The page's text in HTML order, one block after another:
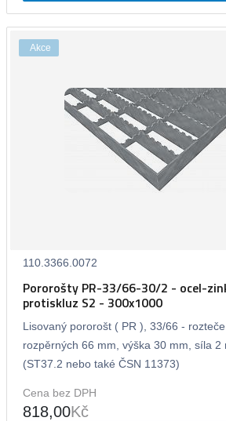
Akce
110.3366.0072
Pororošty PR-33/66-30/2 - ocel-
protiskluz S2 - 300x1000
Lisovaný pororošt ( PR ), 33/66 -
rozpěrných 66 mm, výška 30 mm, síla 2
(ST37.2 nebo také ČSN 11373)
Cena bez DPH
818,00Kč